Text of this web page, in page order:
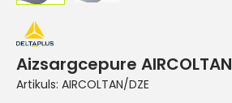
Aizsargcepure AIRCOLTAN
Artikuls: AIRCOLTAN/DZE